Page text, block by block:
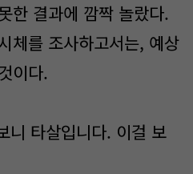
한 결과에 깜짝 놀랐다.
체를 조사하고서는, 예상
이다.
니 타살입니다. 이걸 보